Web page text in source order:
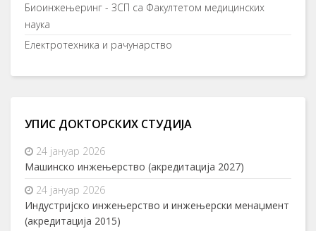
Биоинжењеринг - ЗСП са Факултетом медицинских
наука
Електротехника и рачунарство
УПИС ДОКТОРСКИХ СТУДИЈА
24 јануар 2026
Машинско инжењерство (акредитација 2027)
24 јануар 2026
Индустријско инжењерство и инжењерски менаџмент
(акредитација 2015)